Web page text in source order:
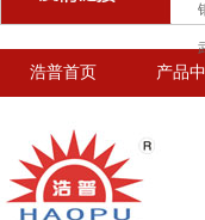
浩普首页 产品